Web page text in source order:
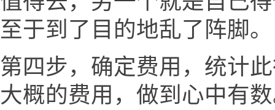
至于到了目的地乱了阵脚。
第四步，确定费用，统计
大概的费用，做到心中有